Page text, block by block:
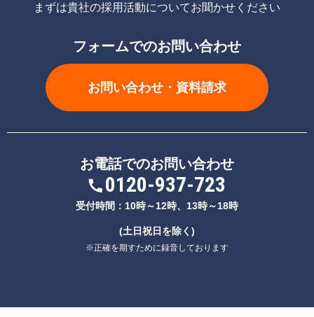
まずは貴社の採用活動についてお聞かせください
フォームでのお問い合わせ
お問い合わせ・資料請求
お電話でのお問い合わせ
0120-937-723
受付時間：10時～12時、13時～18時
(土日祝日を除く)
※正確を期すために録音しております